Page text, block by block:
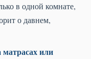
в одной комнате,
о давнем,
или